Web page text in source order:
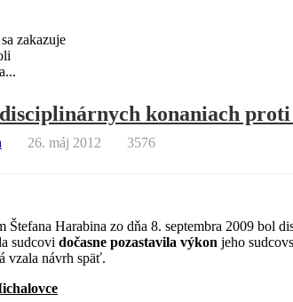
zakazuje
konaniach proti
26. máj 2012 3576
Štefana Harabina zo dňa 8. septembra 2009 bol
sudcovi dočasne pozastavila výkon jeho
vzala návrh späť.